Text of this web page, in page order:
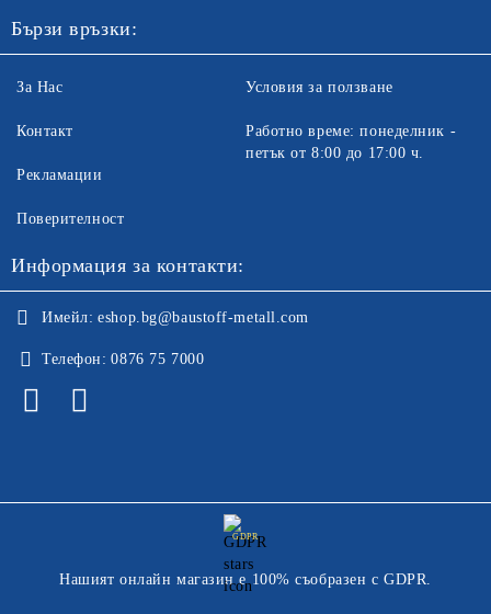
Бързи връзки:
За Нас
Контакт
Рекламации
Поверителност
Условия за ползване
Работно време: понеделник -
петък от 8:00 до 17:00 ч.
Информация за контакти:
Имейл: eshop.bg@baustoff-metall.com
Телефон: 0876 75 7000
GDPR
Нашият онлайн магазин е 100% съобразен с GDPR.